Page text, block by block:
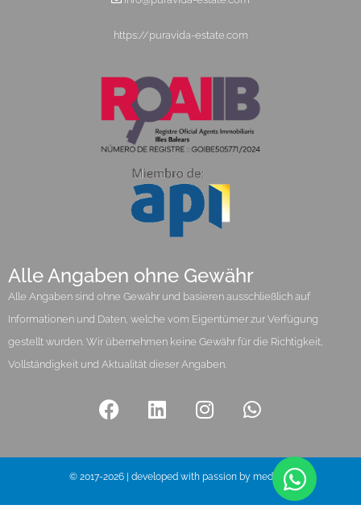
https://puravida-estate.com
Alle Angaben ohne Gewähr
Alle Angaben sind ohne Gewähr und basieren ausschließlich auf
Informationen und Daten, welche vom Eigentümer zur Verfügung
gestellt wurden. Wir übernehmen keine Gewähr für die Richtigkeit,
Vollständigkeit und Aktualität dieser Angaben.
© 2017-2026 | developed with passion by media pi